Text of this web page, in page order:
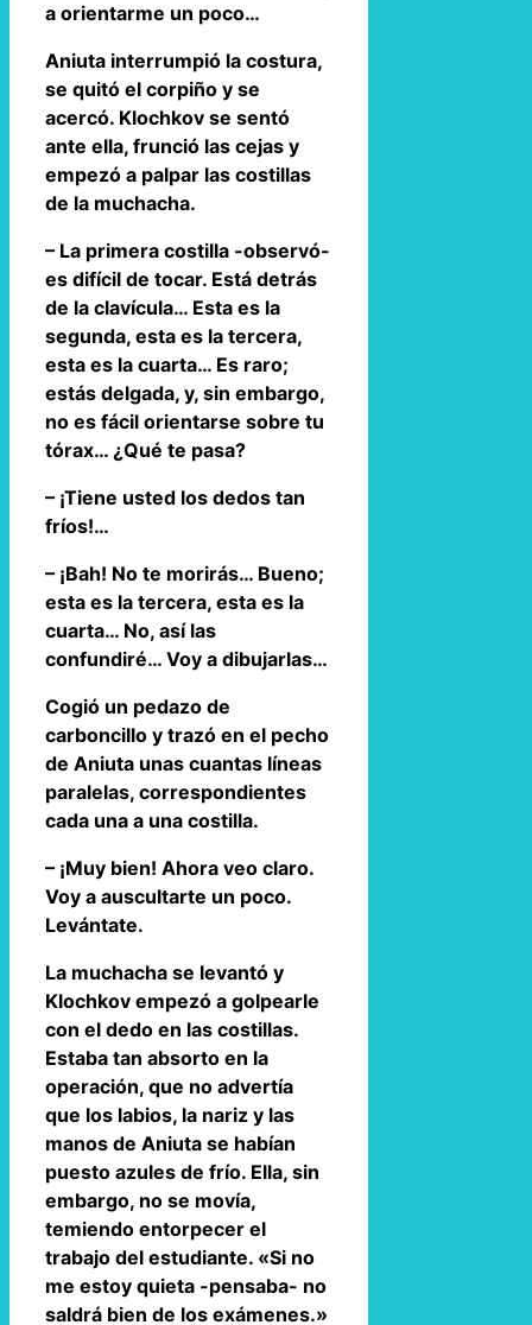
a orientarme un poco…
Aniuta interrumpió la costura,
se quitó el corpiño y se
acercó. Klochkov se sentó
ante ella, frunció las cejas y
empezó a palpar las costillas
de la muchacha.
– La primera costilla -observó-
es difícil de tocar. Está detrás
de la clavícula… Esta es la
segunda, esta es la tercera,
esta es la cuarta… Es raro;
estás delgada, y, sin embargo,
no es fácil orientarse sobre tu
tórax… ¿Qué te pasa?
– ¡Tiene usted los dedos tan
fríos!…
– ¡Bah! No te morirás… Bueno;
esta es la tercera, esta es la
cuarta… No, así las
confundiré… Voy a dibujarlas…
Cogió un pedazo de
carboncillo y trazó en el pecho
de Aniuta unas cuantas líneas
paralelas, correspondientes
cada una a una costilla.
– ¡Muy bien! Ahora veo claro.
Voy a auscultarte un poco.
Levántate.
La muchacha se levantó y
Klochkov empezó a golpearle
con el dedo en las costillas.
Estaba tan absorto en la
operación, que no advertía
que los labios, la nariz y las
manos de Aniuta se habían
puesto azules de frío. Ella, sin
embargo, no se movía,
temiendo entorpecer el
trabajo del estudiante. «Si no
me estoy quieta -pensaba- no
saldrá bien de los exámenes.»